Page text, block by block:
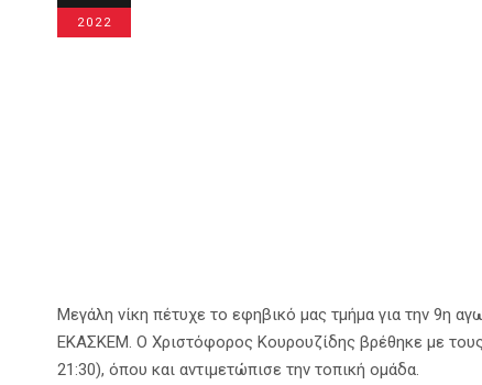
2022
Μεγάλη νίκη πέτυχε το εφηβικό μας τμήμα για την 9η
ΕΚΑΣΚΕΜ. Ο Χριστόφορος Κουρουζίδης βρέθηκε με
21:30), όπου και αντιμετώπισε την τοπική ομάδα.